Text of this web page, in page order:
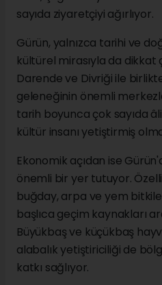
sayıda ziyaretçiyi ağırlıyor.
Gürün, yalnızca tarihi ve
kültürel mirasıyla da dikkat
Darende ve Divriği ile
geleneğinin önemli
tarih boyunca çok sayıda
kültür insanı yetiştirmiş
Ekonomik açıdan ise
önemli bir yer tutuyor.
buğday, arpa ve yem
başlıca geçim kaynakları
Büyükbaş ve küçükbaş
alabalık yetiştiriciliği de
katkı sağlıyor.